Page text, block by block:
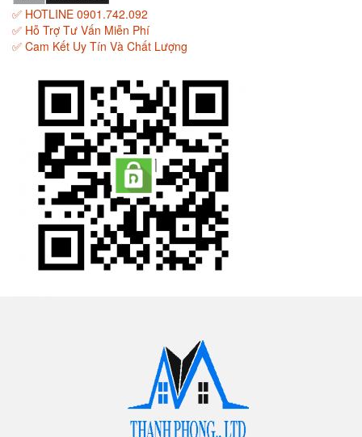
✅ HOTLINE 0901.742.092
✅ Hỗ Trợ Tư Vấn Miễn Phí
✅ Cam Kết Uy Tín Và Chất Lượng